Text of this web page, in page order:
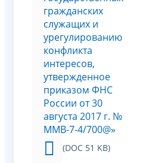
гражданских
служащих и
урегулированию
конфликта
интересов,
утвержденное
приказом ФНС
России от 30
августа 2017 г. №
ММВ-7-4/700@»
(DOC 51 KB)